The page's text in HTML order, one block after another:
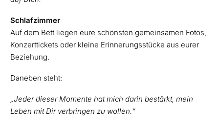
Schlafzimmer
Auf dem Bett liegen eure schönsten gemeinsamen Fotos,
Konzerttickets oder kleine Erinnerungsstücke aus eurer
Beziehung.
Daneben steht:
„Jeder dieser Momente hat mich darin bestärkt, mein
Leben mit Dir verbringen zu wollen.“